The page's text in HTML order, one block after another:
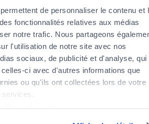
de personnaliser le contenu et
fonctionnalités relatives aux médias
notre trafic. Nous partageons
l'utilisation de notre site avec nos
sociaux, de publicité et d'analyse, qui
ci avec d'autres informations que
ou qu'ils ont collectées lors de votre
in der Nähe des
im Stadtteil Neudorf /
im Stadtteil Bonnevoie-Sud
im Stadtteil Pfaffenthal
im Stadtteil Ville-Haute
im Stadtteil Beggen